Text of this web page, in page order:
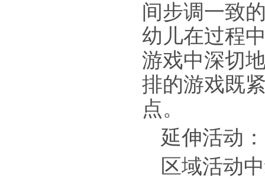
间步调一致
幼儿在过程
游戏中深切
排的游戏既
点。
延伸活动：
区域活动